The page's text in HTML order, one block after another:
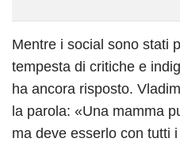
Mentre i social sono stati
tempesta di critiche e
ha ancora risposto.
la parola: «Una mamma
ma deve esserlo con tutti